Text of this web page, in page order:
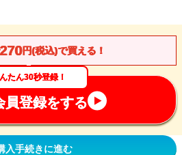
270円(税込)で買える！
たん30秒登録！
員登録をする
入手続きに進む